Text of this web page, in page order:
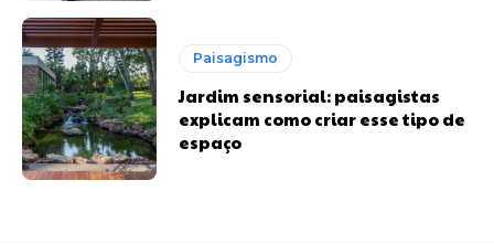
Paisagismo
Jardim sensorial: paisagistas
explicam como criar esse tipo de
espaço